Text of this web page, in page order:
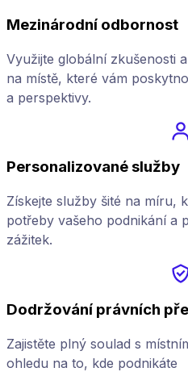
Mezinárodní odbornost
Využijte globální zkušenosti
na místě, které vám
a perspektivy.
Personalizované služby
Získejte služby šité na míru,
potřeby vašeho podnikání a
zážitek.
Dodržování právních
Zajistěte plný soulad s
ohledu na to, kde podnikáte